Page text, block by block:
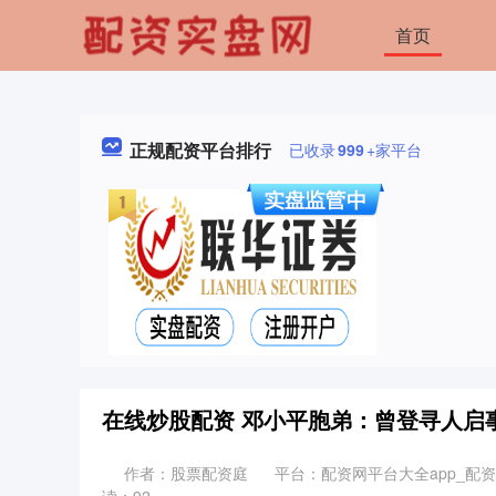
首页
正规配资平台排行 已收录999+家平台
在线炒股配资 邓小平胞弟：曾登寻人
作者：股票配资庭
平台：配资网平台大全app_配